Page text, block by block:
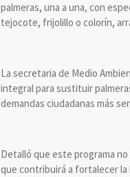
palmeras, una a una, con
tejocote, frijolillo o colorín,
La secretaria de Medio
integral para sustituir
demandas ciudadanas más
Detalló que este programa
que contribuirá a fortalecer la